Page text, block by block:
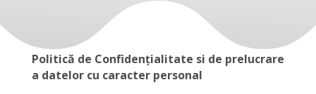
Politică de Confidențialitate si de prelucrare
a datelor cu caracter personal